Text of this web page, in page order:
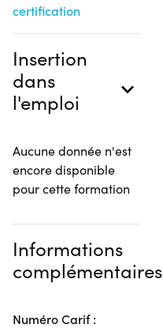
certification
Insertion
dans
l'emploi
Aucune donnée n'est
encore disponible
pour cette formation
Informations
complémentaires
Numéro Carif :